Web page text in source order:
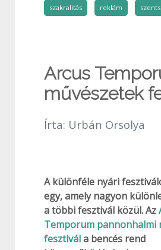
szakralitás
reklám
Arcus
művészetek
Írta: Urbán Orsolya
A különféle nyári
egy, amely nagyon
a többi fesztivál közül. Az
Temporum pannonhalmi
fesztivála bencés rend